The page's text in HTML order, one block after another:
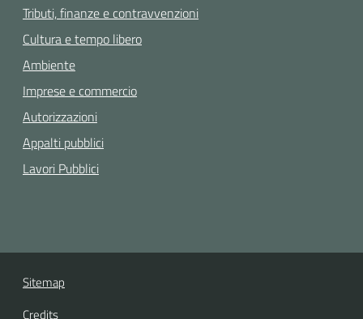
Tributi, finanze e contravvenzioni
Cultura e tempo libero
Ambiente
Imprese e commercio
Autorizzazioni
Appalti pubblici
Lavori Pubblici
Sitemap
Credits